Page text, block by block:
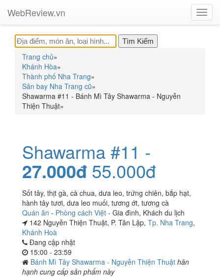
WebReview.vn
Trang chủ»
Khánh Hòa»
Thành phố Nha Trang»
Sân bay Nha Trang cũ»
Shawarma #11 - Bánh Mì Tây Shawarma - Nguyễn
Thiện Thuật»
Shawarma #11 -
27.000đ 55.000đ
Sốt tây, thịt gà, cà chua, dưa leo, trứng chiên, bắp hạt,
hành tây tươi, dưa leo muối, tương ớt, tương cà
Quán ăn - Phòng cách Việt - Gia đình, Khách du lịch
142 Nguyễn Thiện Thuật, P. Tân Lập, Tp. Nha Trang,
Khánh Hoà
Đang cập nhật
15:00 - 23:59
Bánh Mì Tây Shawarma - Nguyễn Thiện Thuật hân
hạnh cung cấp sản phẩm này